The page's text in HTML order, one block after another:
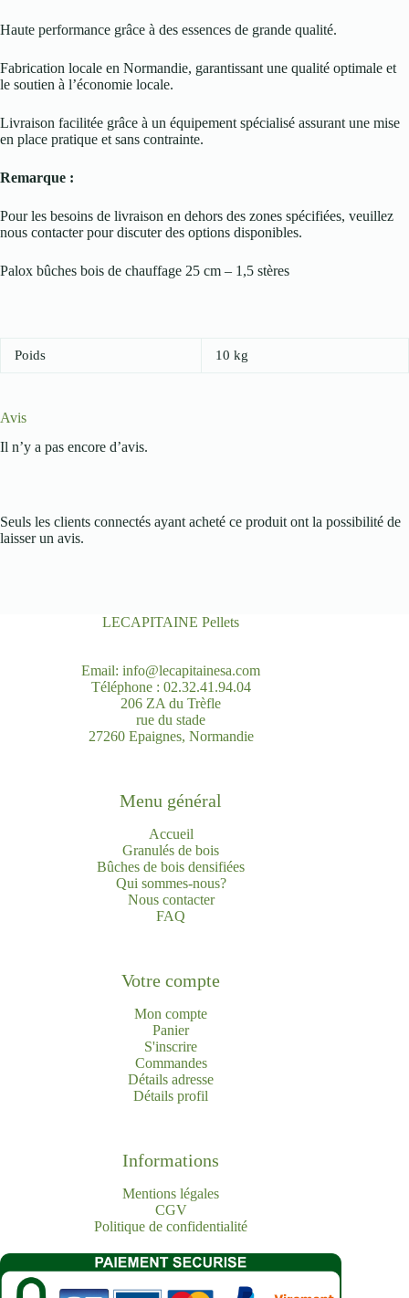
Haute performance grâce à des essences de grande qualité.
Fabrication locale en Normandie, garantissant une qualité optimale et
le soutien à l’économie locale.
Livraison facilitée grâce à un équipement spécialisé assurant une mise
en place pratique et sans contrainte.
Remarque :
Pour les besoins de livraison en dehors des zones spécifiées, veuillez
nous contacter pour discuter des options disponibles.
Palox bûches bois de chauffage 25 cm – 1,5 stères
Poids 10 kg
Avis
Il n’y a pas encore d’avis.
Seuls les clients connectés ayant acheté ce produit ont la possibilité de
laisser un avis.
LECAPITAINE Pellets
Email:info@lecapitainesa.com
Téléphone : 02.32.41.94.04
206 ZA du Trèfle
rue du stade
27260 Epaignes, Normandie
Menu général
Accueil
Granulés de bois
Bûches de bois densifiées
Qui sommes-nous?
Nous contacter
FAQ
Votre compte
Mon compte
Panier
S'inscrire
Commandes
Détails adresse
Détails profil
Informations
Mentions légales
CGV
Politique de confidentialité